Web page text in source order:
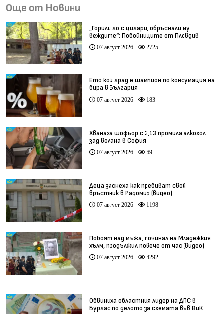
Още от Новини
„Горили го с цигари, обръснали му
веждите“: Побойниците от Пловдив
остават в ареста (видео)
07 август 2026 2725
Ето кой град е шампион по консумация на
бира в България
07 август 2026 183
Хванаха шофьор с 3,13 промила алкохол
зад волана в София
07 август 2026 69
Деца заснеха как пребиват свой
връстник в Радомир (видео)
07 август 2026 1198
Побоят над мъжа, починал на Младежкия
хълм, продължил повече от час (видео)
07 август 2026 4292
Обвиниха областния лидер на ДПС в
Бургас по делото за схемата във ВиК